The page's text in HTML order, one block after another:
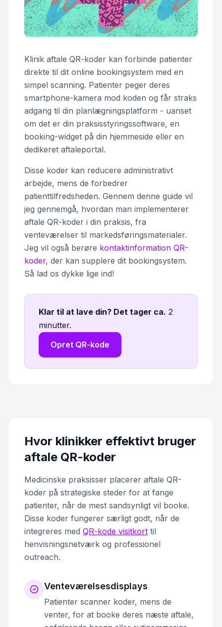
Klinik aftale QR-koder kan forbinde patienter
direkte til dit online bookingsystem med en
simpel scanning. Patienter peger deres
smartphone-kamera mod koden og får straks
adgang til din planlægningsplatform - uanset
om det er din praksisstyringssoftware, en
booking-widget på din hjemmeside eller en
dedikeret aftaleportal.
Disse koder kan reducere administrativt
arbejde, mens de forbedrer
patienttilfredsheden. Gennem denne guide vil
jeg gennemgå, hvordan man implementerer
aftale QR-koder i din praksis, fra
venteværelser til markedsføringsmaterialer.
Jeg vil også berøre kontaktinformation QR-
koder, der kan supplere dit bookingsystem.
Så lad os dykke lige ind!
Klar til at lave din? Det tager ca. 2
minutter.
Opret QR-kode
Hvor klinikker effektivt bruger
aftale QR-koder
Medicinske praksisser placerer aftale QR-
koder på strategiske steder for at fange
patienter, når de mest sandsynligt vil booke.
Disse koder fungerer særligt godt, når de
integreres med QR-kode visitkort til
henvisningsnetværk og professionel
outreach.
Venteværelsesdisplays
Patienter scanner koder, mens de
venter, for at booke deres næste aftale,